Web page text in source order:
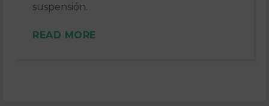
suspensión.
READ MORE